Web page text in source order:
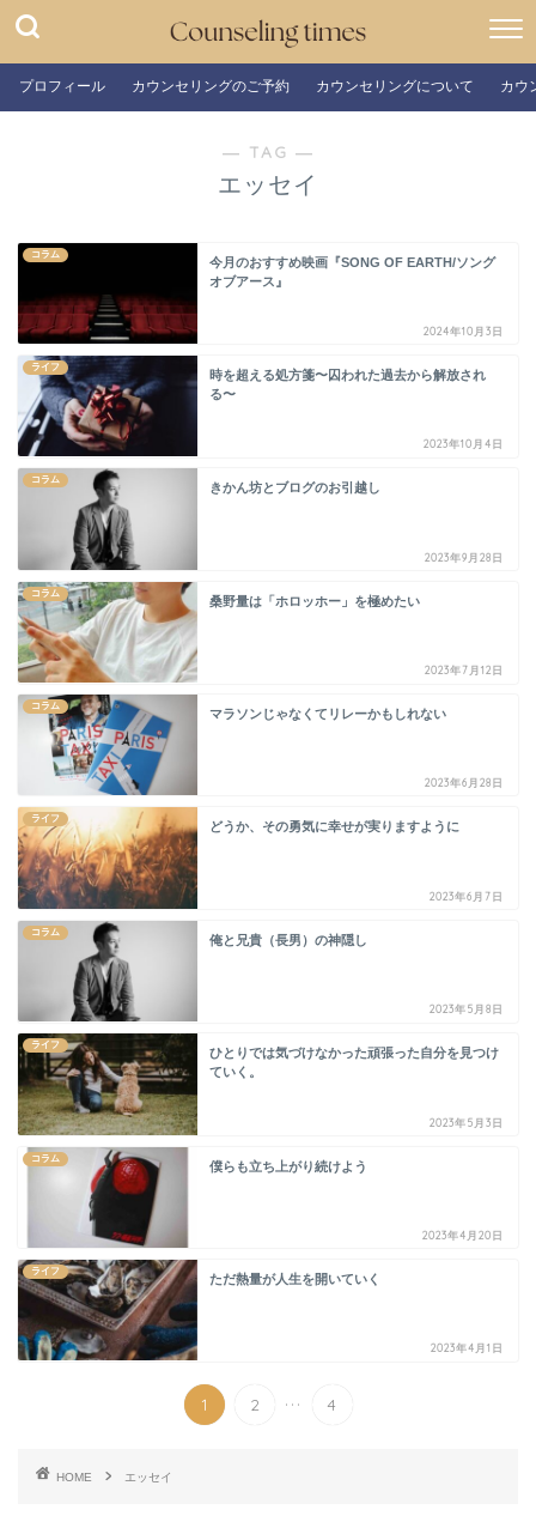
プロフィール カウンセリングのご予約 カウンセリングについて カウ
― TAG ―
エッセイ
コラム
今月のおすすめ映画『SONG OF EARTH/ソング
オブアース』
2024年10月3日
ライフ
時を超える処方箋〜囚われた過去から解放され
る〜
2023年10月4日
コラム
きかん坊とブログのお引越し
2023年9月28日
コラム
桑野量は「ホロッホー」を極めたい
2023年7月12日
コラム
マラソンじゃなくてリレーかもしれない
2023年6月28日
ライフ
どうか、その勇気に幸せが実りますように
2023年6月7日
コラム
俺と兄貴（長男）の神隠し
2023年5月8日
ライフ
ひとりでは気づけなかった頑張った自分を見つけ
ていく。
2023年5月3日
コラム
僕らも立ち上がり続けよう
2023年4月20日
ライフ
ただ熱量が人生を開いていく
2023年4月1日
1 2 ... 4
HOME エッセイ